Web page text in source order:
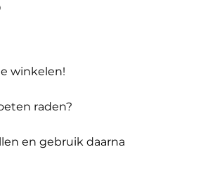
winkelen!
raden?
en gebruik daarna